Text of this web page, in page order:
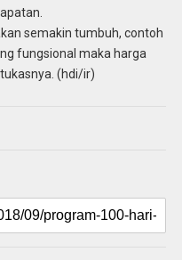
semakin tumbuh, contoh
fungsional maka harga
(hdi/ir)